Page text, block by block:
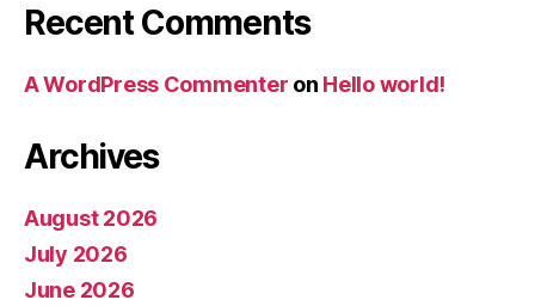
Recent Comments
A WordPress Commenter on Hello world!
Archives
August 2026
July 2026
June 2026